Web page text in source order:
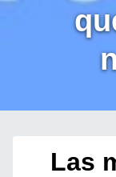
Las